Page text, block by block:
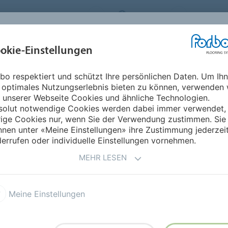
FLOORING SYSTEMS AUSTRIA
EINSATZBEREICHE NACHHALTIGKEIT
Download Broschüre
LINOLEUM
Einstellungen
respektiert und schützt Ihre persönlichen Daten. Um
Nutzungserlebnis bieten zu können, verwenden
unserer Webseite Cookies und ähnliche Technologien.
notwendige Cookies werden dabei immer verwendet,
Cookies nur, wenn Sie der Verwendung zustimmen. Sie
unter «Meine Einstellungen» ihre Zustimmung
oder individuelle Einstellungen vornehmen.
MEHR LESEN
Meine Einstellungen